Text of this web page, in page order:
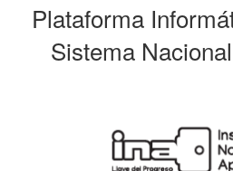
Plataforma
Sistema